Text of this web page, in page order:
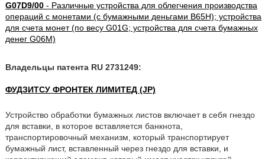
G07D9/00- Различные устройства для облегчения производства
операций с монетами (с бумажными деньгами B65H); устройства
для счета монет (по весу G01G; устройства для счета бумажных
денег G06M)
Владельцы патента RU 2731249:
ФУДЗИТСУ ФРОНТЕК ЛИМИТЕД (JP)
Устройство обработки бумажных листов включает в себя гнездо
для вставки, в которое вставляется банкнота,
транспортировочный механизм, который транспортирует
бумажный лист, вставленный через гнездо для вставки, и